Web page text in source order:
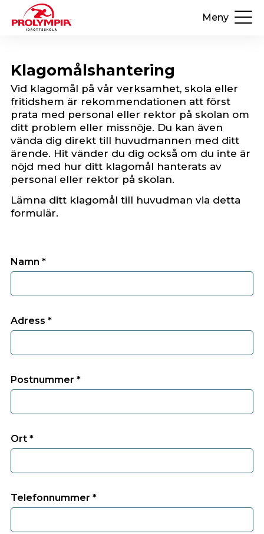
Meny
Klagomålshantering
Vid klagomål på vår verksamhet, skola eller
fritidshem är rekommendationen att först
prata med personal eller rektor på skolan om
ditt problem eller missnöje. Du kan även
vända dig direkt till huvudmannen med ditt
ärende. Hit vänder du dig också om du inte är
nöjd med hur ditt klagomål hanterats av
personal eller rektor på skolan.
Lämna ditt klagomål till huvudman via detta
formulär.
Namn *
Adress *
Postnummer *
Ort *
Telefonnummer *